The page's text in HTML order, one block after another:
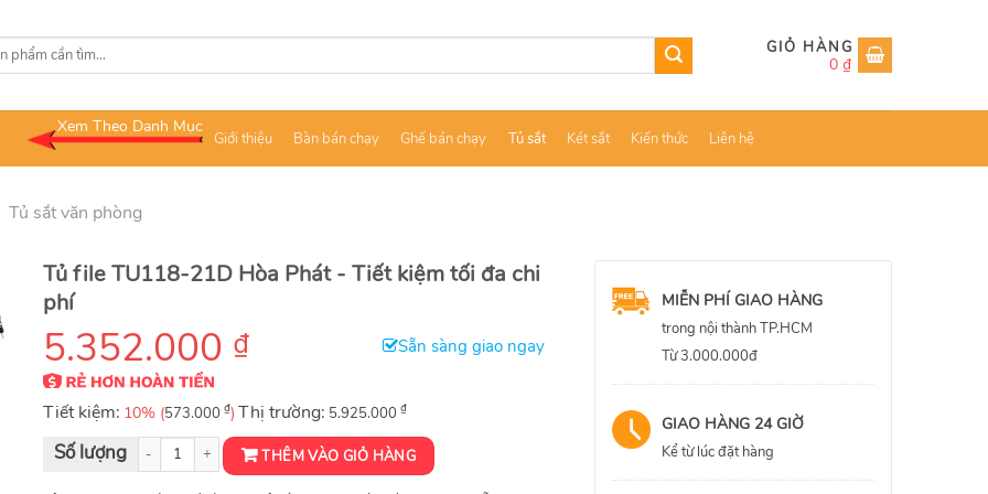
0 ₫
Xem Theo Danh Mục
Giới thiệu Bàn bán chạy Ghế bán chạy Tủ sắt Két sắt Kiến thức Liên hệ
Tủ sắt văn phòng
Tủ file TU118-21D Hòa Phát - Tiết kiệm tối đa chi
phí
5.352.000 ₫ Sẵn sàng giao ngay
Tiết kiệm: 10% (573.000 ₫) Thị trường: 5.925.000 ₫
Tủ File 21 ngăn kéo TU118-21D số lượngTHÊM VÀO GIỎ HÀNG
MIỄN PHÍ GIAO HÀNG
trong nội thành TP.HCM
Từ 3.000.000đ
GIAO HÀNG 24 GIỜ
Kể từ lúc đặt hàng